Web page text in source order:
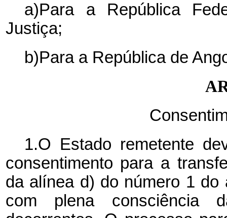
a)Para a República
Justiça;
b)Para a República de
1.O Estado remetente
consentimento para a
da alínea d) do número 1 do
com plena consciência